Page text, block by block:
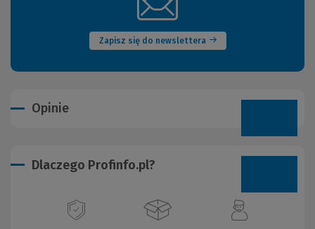
Zapisz się do newslettera
(Nowe
okno)
Opinie
Dlaczego Profinfo.pl?